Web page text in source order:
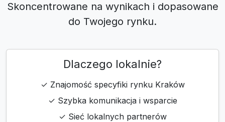
Skoncentrowane na wynikach i dopasowane
do Twojego rynku.
Dlaczego lokalnie?
✓ Znajomość specyfiki rynku Kraków
✓ Szybka komunikacja i wsparcie
✓ Sieć lokalnych partnerów